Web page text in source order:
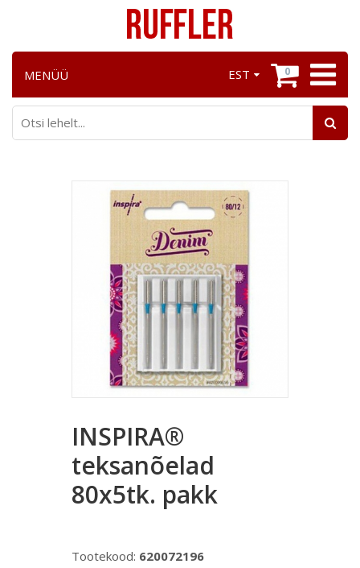
EST 0
MENÜÜ
INSPIRA®
teksanõelad
80x5tk. pakk
Tootekood: 620072196